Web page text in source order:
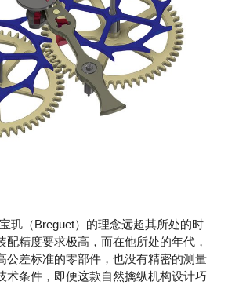
玑（Breguet）的理念远超其所处的时
配精度要求极高，而在他所处的年代，
公差标准的零部件，也没有精密的测量
术条件，即便这款自然擒纵机构设计巧